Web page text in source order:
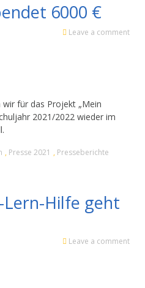
6000 €
Leave a comment
für das Projekt „Mein
2021/2022 wieder im
, Presse 2021 , Presseberichte
Hilfe geht
Leave a comment